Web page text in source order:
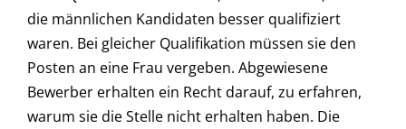
die männlichen Kandidaten besser qualifiziert
waren. Bei gleicher Qualifikation müssen sie den
Posten an eine Frau vergeben. Abgewiesene
Bewerber erhalten ein Recht darauf, zu erfahren,
warum sie die Stelle nicht erhalten haben. Die